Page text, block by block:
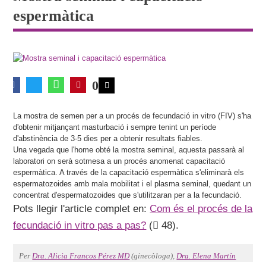
espermàtica
0
La mostra de semen per a un procés de fecundació in vitro (FIV) s'ha
d'obtenir mitjançant masturbació i sempre tenint un període
d'abstinència de 3-5 dies per a obtenir resultats fiables.
Una vegada que l'home obté la mostra seminal, aquesta passarà al
laboratori on serà sotmesa a un procés anomenat capacitació
espermàtica. A través de la capacitació espermàtica s'eliminarà els
espermatozoides amb mala mobilitat i el plasma seminal, quedant un
concentrat d'espermatozoides que s'utilitzaran per a la fecundació.
Pots llegir l'article complet en: Com és el procés de la
fecundació in vitro pas a pas? ( 48).
PerDra. Alicia Francos Pérez MD(ginecòloga),Dra. Elena Martín